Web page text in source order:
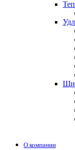
О компании